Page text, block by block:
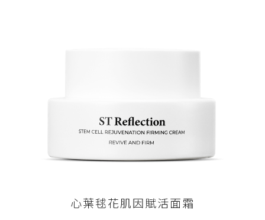
心葉毬花肌因賦活面霜